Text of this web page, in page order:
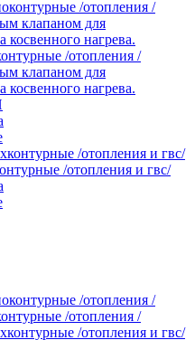
/отопления /
клапаном для
косвенного нагрева.
/отопления и гвс/
/отопления /